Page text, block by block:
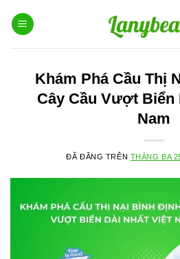
đến
Khám Phá Cầu Thị
Cây Cầu Vượt Biển
Nam
ĐÃ ĐĂNG TRÊN THÁNG BA